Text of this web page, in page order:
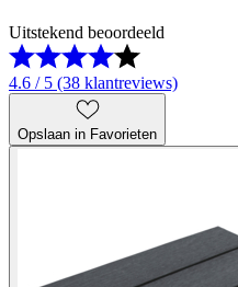
Uitstekend beoordeeld
4.6 / 5 (38 klantreviews)
Opslaan in Favorieten